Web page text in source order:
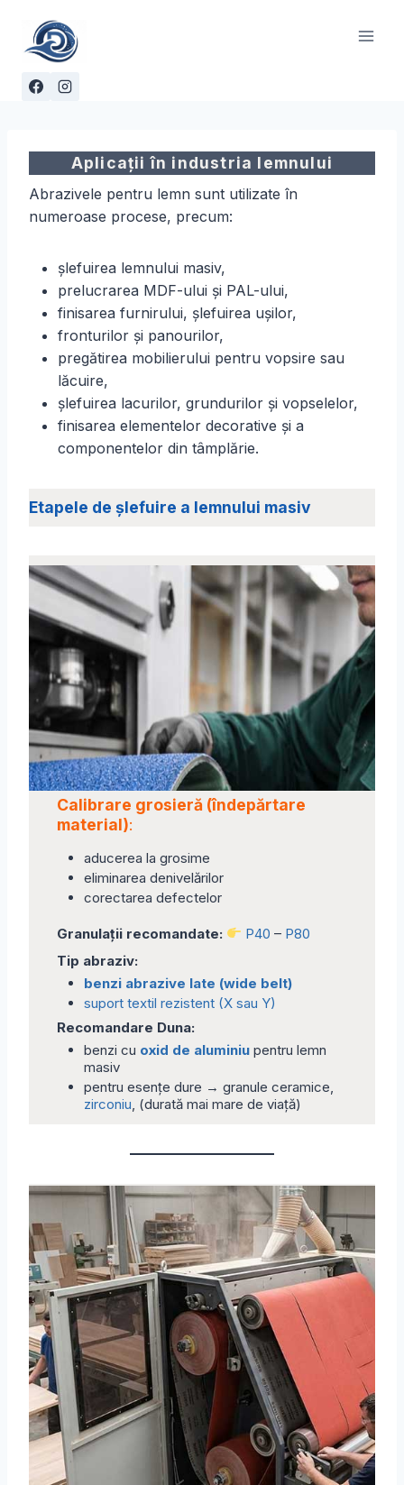
content
Aplicații în industria lemnului
Abrazivele pentru lemn sunt utilizate în
numeroase procese, precum:
șlefuirea lemnului masiv,
prelucrarea MDF-ului și PAL-ului,
finisarea furnirului, șlefuirea ușilor,
fronturilor și panourilor,
pregătirea mobilierului pentru vopsire sau
lăcuire,
șlefuirea lacurilor, grundurilor și vopselelor,
finisarea elementelor decorative și a
componentelor din tâmplărie.
Etapele de șlefuire a lemnului masiv
Calibrare grosieră (îndepărtare
material):
aducerea la grosime
eliminarea denivelărilor
corectarea defectelor
Granulații recomandate: P40 – P80
Tip abraziv:
benzi abrazive late (wide belt)
suport textil rezistent (X sau Y)
Recomandare Duna:
benzi cu oxid de aluminiu pentru lemn
masiv
pentru esențe dure → granule ceramice,
zirconiu , (durată mai mare de viață)